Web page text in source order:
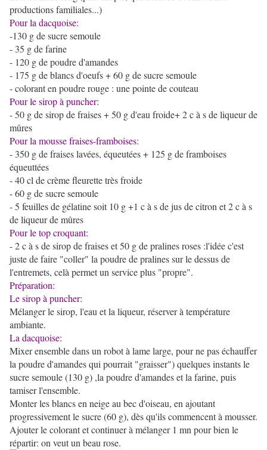
productions familiales...)
Pour la dacquoise:
-130 g de sucre semoule
- 35 g de farine
- 120 g de poudre d'amandes
- 175 g de blancs d'oeufs + 60 g de sucre semoule
- colorant en poudre rouge : une pointe de couteau
Pour le sirop à puncher:
- 50 g de sirop de fraises + 50 g d'eau froide+ 2 c à s de liqueur de
mûres
Pour la mousse fraises-framboises:
- 350 g de fraises lavées, équeutées + 125 g de framboises
équeuttées
- 40 cl de crème fleurette très froide
- 60 g de sucre semoule
- 5 feuilles de gélatine soit 10 g +1 c à s de jus de citron et 2 c à s
de liqueur de mûres
Pour le top croquant:
- 2 c à s de sirop de fraises et 50 g de pralines roses :l'idée c'est
juste de faire "coller" la poudre de pralines sur le dessus de
l'entremets, celà permet un service plus "propre".
Préparation:
Le sirop à puncher:
Mélanger le sirop, l'eau et la liqueur, réserver à température
ambiante.
La dacquoise:
Mixer ensemble dans un robot à lame large, pour ne pas échauffer
la poudre d'amandes qui pourrait "graisser") quelques instants le
sucre semoule (130 g) ,la poudre d'amandes et la farine, puis
tamiser l'ensemble.
Monter les blancs en neige au bec d'oiseau, en ajoutant
progressivement le sucre (60 g), dès qu'ils commencent à mousser.
Ajouter le colorant et continuer à mélanger 1 mn pour bien le
répartir: on veut un beau rose.